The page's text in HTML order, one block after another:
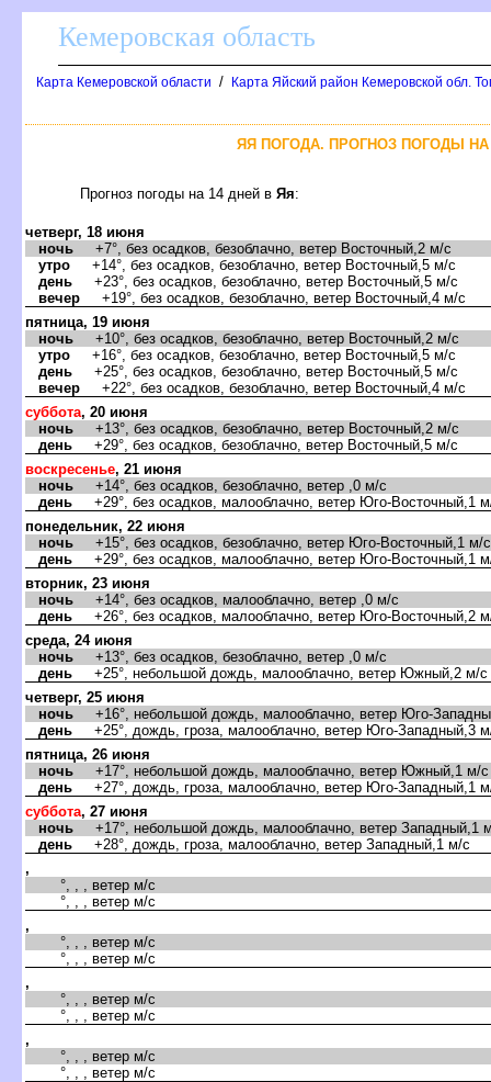
Кемеровская область
Карта Кемеровской области / Карта Яйский район Кемеровской обл.
ЯЯ ПОГОДА. ПРОГНОЗ ПОГОДЫ
Прогноз погоды на 14 дней Яя:
четверг, 18 июня
ночь +7°, без осадков, безоблачно, ветер Восточный,2 м/с
утро +14°, без осадков, безоблачно, ветер Восточный,5 м/с
день +23°, без осадков, безоблачно, ветер Восточный,5 м/с
ечер +19°, без осадков, безоблачно, ветер Восточный,4 м/с
пятница, 19 июня
ночь +10°, без осадков, безоблачно, ветер Восточный,2 м/с
утро +16°, без осадков, безоблачно, ветер Восточный,5 м/с
день +25°, без осадков, безоблачно, ветер Восточный,5 м/с
ечер +22°, без осадков, безоблачно, ветер Восточный,4 м/с
суббота, 20 июня
ночь +13°, без осадков, безоблачно, ветер Восточный,2 м/с
день +29°, без осадков, безоблачно, ветер Восточный,5 м/с
оскресенье, 21 июня
ночь +14°, без осадков, безоблачно, ветер ,0 м/с
день +29°, без осадков, малооблачно, ветер Юго-Восточный,1
понедельник, 22 июня
ночь +15°, без осадков, безоблачно, ветер Юго-Восточный,1 м/с
день +29°, без осадков, малооблачно, ветер Юго-Восточный,1
торник, 23 июня
ночь +14°, без осадков, малооблачно, ветер ,0 м/с
день +26°, без осадков, малооблачно, ветер Юго-Восточный,2
среда, 24 июня
ночь +13°, без осадков, безоблачно, ветер ,0 м/с
день +25°, небольшой дождь, малооблачно, ветер Южный,2 м/с
четверг, 25 июня
ночь +16°, небольшой дождь, малооблачно, ветер Юго-
день +25°, дождь, гроза, малооблачно, ветер Юго-Западный,3
пятница, 26 июня
ночь +17°, небольшой дождь, малооблачно, ветер Южный,1 м/с
день +27°, дождь, гроза, малооблачно, ветер Юго-Западный,1
суббота, 27 июня
ночь +17°, небольшой дождь, малооблачно, ветер Западный,1
день +28°, дождь, гроза, малооблачно, ветер Западный,1 м/с
,
°, , , ветер м/с
°, , , ветер м/с
,
°, , , ветер м/с
°, , , ветер м/с
,
°, , , ветер м/с
°, , , ветер м/с
,
°, , , ветер м/с
°, , , ветер м/с